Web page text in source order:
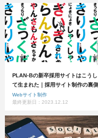
PLAN-Bの新卒採用サイトはこうし
て生まれた｜採用サイト制作の裏側
Webサイト制作
最終更新日：2023.12.12